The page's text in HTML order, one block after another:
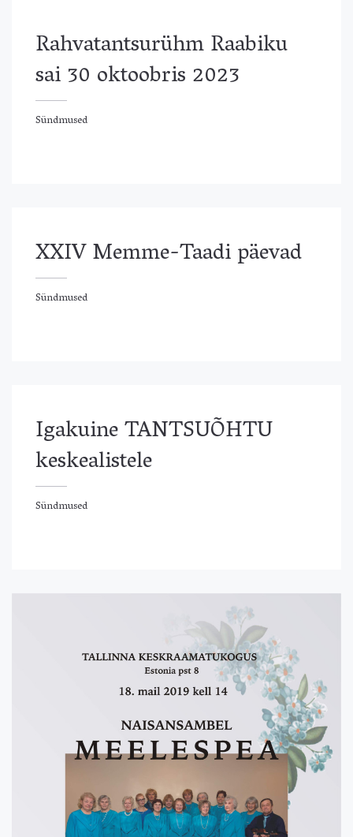
Rahvatantsurühm Raabiku
sai 30 oktoobris 2023
Sündmused
XXIV Memme-Taadi päevad
Sündmused
Igakuine TANTSUÕHTU
keskealistele
Sündmused